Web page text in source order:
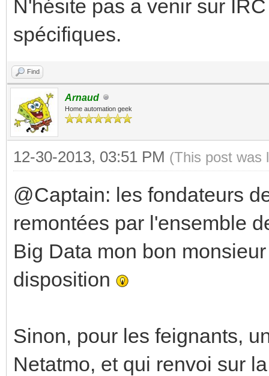
N'hésite pas a venir sur
spécifiques.
Find
Arnaud
Home automation geek
12-30-2013, 03:51 PM (This post was
@Captain: les fondateurs
remontées par l'ensemble
Big Data mon bon
disposition
Sinon, pour les feignants,
Netatmo, et qui renvoi sur